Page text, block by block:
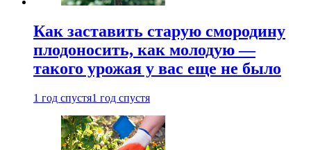
Как заставить старую смородину
плодоносить, как молодую —
такого урожая у вас еще не было
1 год спустя1 год спустя